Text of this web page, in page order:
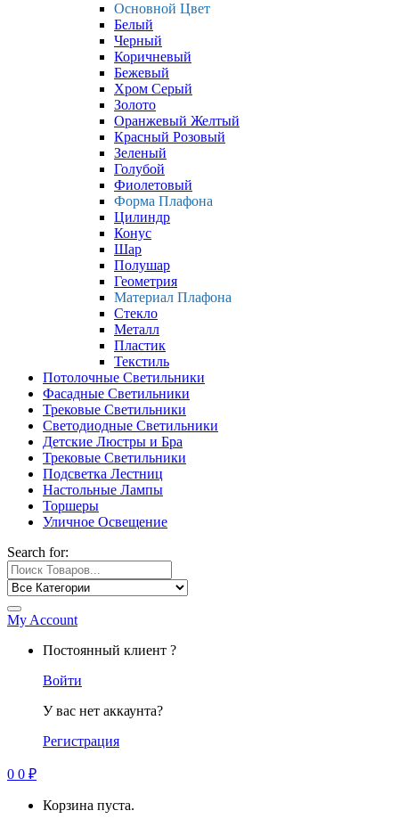
Основной Цвет
Белый
Черный
Коричневый
Бежевый
Хром Серый
Золото
Оранжевый Желтый
Красный Розовый
Зеленый
Голубой
Фиолетовый
Форма Плафона
Цилиндр
Конус
Шар
Полушар
Геометрия
Материал Плафона
Стекло
Металл
Пластик
Текстиль
Потолочные Светильники
Фасадные Светильники
Трековые Светильники
Светодиодные Светильники
Детские Люстры и Бра
Трековые Светильники
Подсветка Лестниц
Настольные Лампы
Торшеры
Уличное Освещение
Search for:
My Account
Постоянный клиент ?
Войти
У вас нет аккаунта?
Регистрация
0 0 ₽
Корзина пуста.